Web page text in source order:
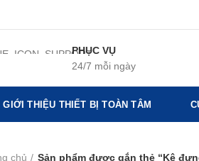
PHỤC VỤ
24/7 mỗi ngày
GIỚI THIỆU THIẾT BỊ TOÀN TÂM
chủ Sản phẩm được gắn thẻ “Kệ